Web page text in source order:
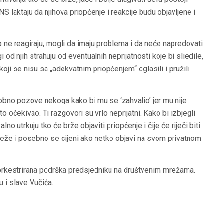
laktaju da njihova priopćenje i reakcije budu objavljene i
reagiraju, mogli da imaju problema i da neće napredovati
od njih strahuju od eventualnih neprijatnosti koje bi sliedile,
se nisu sa „adekvatnim priopćenjem“ oglasili i pružili
pozove nekoga kako bi mu se ‘zahvalio’ jer mu nije
očekivao. Ti razgovori su vrlo neprijatni. Kako bi izbjegli
utrkuju tko će brže objaviti priopćenje i čije će riječi biti
i posebno se cijeni ako netko objavi na svom privatnom
podrška predsjedniku na društvenim mrežama.
i slave Vučića.